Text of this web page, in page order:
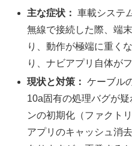
主な症状： 車載システ
無線で接続した際、端
り、動作が極端に重く
り、ナビアプリ自体が
現状と対策： ケーブル
10a固有の処理バグが
ンの初期化（ファクト
アプリのキャッシュ消